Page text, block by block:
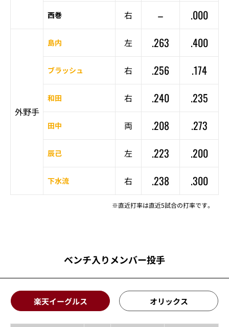
西巻 右 – .000
外野手
島内 左 .263 .400
ブラッシュ 右 .256 .174
和田 右 .240 .235
田中 両 .208 .273
辰己 左 .223 .200
下水流 右 .238 .300
※直近打率は直近5試合の打率です。
ベンチ入りメンバー投手
楽天イーグルス オリックス